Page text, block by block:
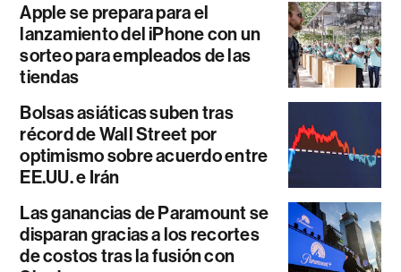
Apple se prepara para el
lanzamiento del iPhone con un
sorteo para empleados de las
tiendas
Bolsas asiáticas suben tras
récord de Wall Street por
optimismo sobre acuerdo entre
EE.UU. e Irán
Las ganancias de Paramount se
disparan gracias a los recortes
de costos tras la fusión con